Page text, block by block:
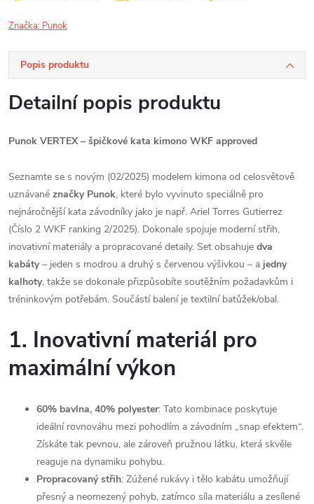
Značka: Punok
Popis produktu
Detailní popis produktu
Punok VERTEX – špičkové kata kimono WKF approved
Seznamte se s novým (02/2025) modelem kimona od celosvětově
uznávané značky Punok, které bylo vyvinuto speciálně pro
nejnáročnější kata závodníky jako je např. Ariel Torres Gutierrez
(Číslo 2 WKF ranking 2/2025). Dokonale spojuje moderní střih,
inovativní materiály a propracované detaily. Set obsahuje dva
kabáty– jeden s modrou a druhý s červenou výšivkou – a jedny
kalhoty, takže se dokonale přizpůsobíte soutěžním požadavkům i
tréninkovým potřebám. Součástí balení je textilní batůžek/obal.
1. Inovativní materiál pro
maximální výkon
60% bavlna, 40% polyester: Tato kombinace poskytuje
ideální rovnováhu mezi pohodlím a závodním „snap efektem“.
Získáte tak pevnou, ale zároveň pružnou látku, která skvěle
reaguje na dynamiku pohybu.
Propracovaný střih: Zúžené rukávy i tělo kabátu umožňují
přesný a neomezený pohyb, zatímco síla materiálu a zesílené